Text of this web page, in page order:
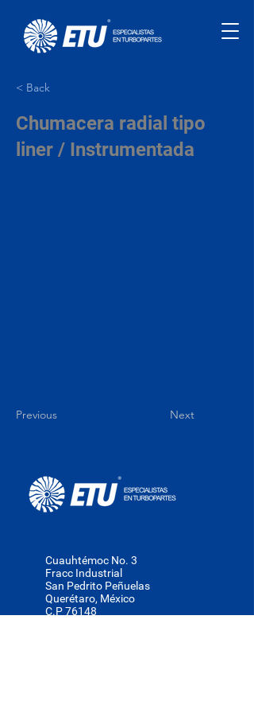
< Back
Chumacera radial tipo
liner / Instrumentada
Previous Next
Cuauhtémoc No. 3
Fracc Industrial
San Pedrito Peñuelas
Querétaro, México
C.P 76148